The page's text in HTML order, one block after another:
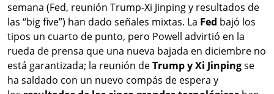
semana (Fed, reunión Trump-Xi Jinping y resultados de
las “big five”) han dado señales mixtas. La Fed bajó los
tipos un cuarto de punto, pero Powell advirtió en la
rueda de prensa que una nueva bajada en diciembre no
está garantizada; la reunión deTrump y Xi Jinpingse
ha saldado con un nuevo compás de espera y